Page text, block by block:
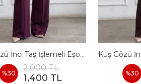
Kuş Gözü İnci Taş İşlemeli Eşofman Takımı - BORDO
%30
2,000 TL
1,400 TL %30